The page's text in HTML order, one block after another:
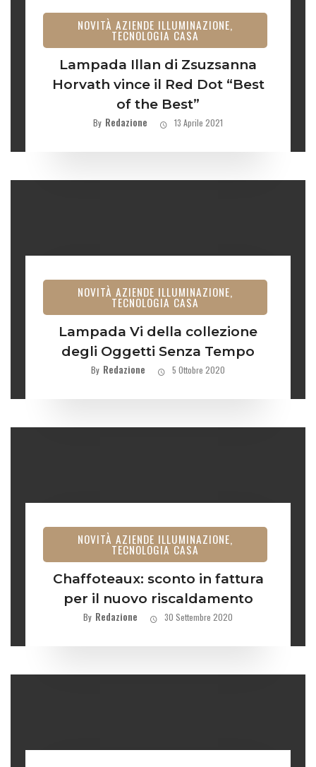
NOVITÀ AZIENDE ILLUMINAZIONE,
TECNOLOGIA CASA
Lampada Illan di Zsuzsanna
Horvath vince il Red Dot “Best
of the Best”
By Redazione 13 Aprile 2021
NOVITÀ AZIENDE ILLUMINAZIONE,
TECNOLOGIA CASA
Lampada Vi della collezione
degli Oggetti Senza Tempo
By Redazione 5 Ottobre 2020
NOVITÀ AZIENDE ILLUMINAZIONE,
TECNOLOGIA CASA
Chaffoteaux: sconto in fattura
per il nuovo riscaldamento
By Redazione 30 Settembre 2020